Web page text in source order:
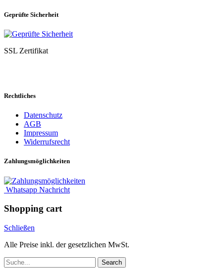
Geprüfte Sicherheit
SSL Zertifikat
Rechtliches
Datenschutz
AGB
Impressum
Widerrufsrecht
Zahlungsmöglichkeiten
Whatsapp Nachricht
Shopping cart
Schließen
Alle Preise inkl. der gesetzlichen MwSt.
Search